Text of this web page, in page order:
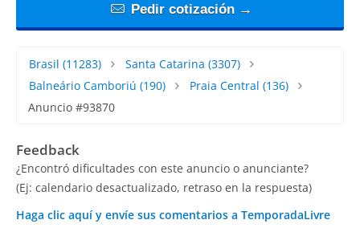
Pedir cotización →
Brasil (11283) Santa Catarina (3307)
Balneário Camboriú (190) Praia Central (136)
Anuncio #93870
Feedback
¿Encontró dificultades con este anuncio o anunciante?
(Ej: calendario desactualizado, retraso en la respuesta)
Haga clic aquí y envíe sus comentarios a TemporadaLivre